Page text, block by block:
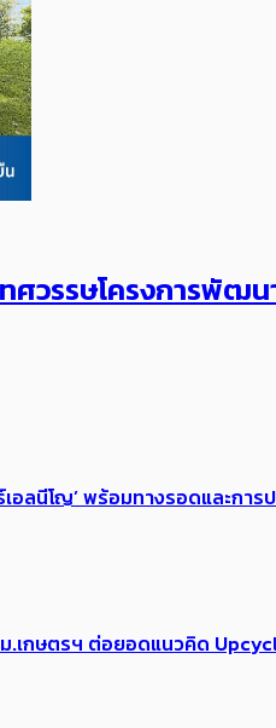
วรรษโครงการพัฒ
เอลนีโญ’ พร้อมทางรอดและการ
ม.เกษตรฯ ต่อยอดแนวคิด